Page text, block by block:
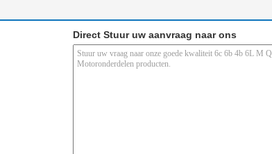
Direct Stuur uw aanvraag naar ons